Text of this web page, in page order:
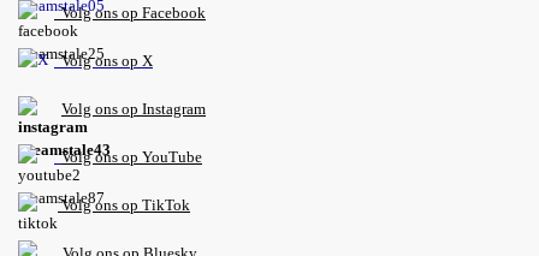
Volg ons op Facebook
Volg ons op X
Volg ons op Instagram
Volgons op YouTube
Volg ons op TikTok